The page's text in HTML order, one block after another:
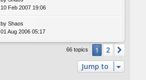
10 Feb 2007 19:06
by Shaos
01 Aug 2006 05:17
66 topics 1 2
Jump to